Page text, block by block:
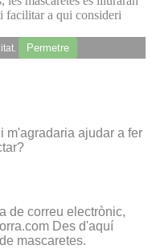
facilitar a qui consideri
Permetre
m'agradaria ajudar a fer
de correu electrònic,
Des d'aquí
mascaretes.